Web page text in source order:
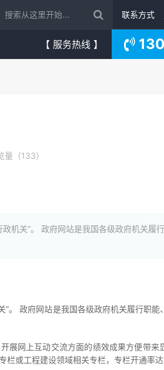
联系方式
【 服务热线 】
量（133）
机关”。 政府网站是我国各级政府机关履
政府网站是我国各级政府机关履行职能
网上互动交流方面的绩效成果方便带来
或工程建设领域相关专栏，专栏开通率达